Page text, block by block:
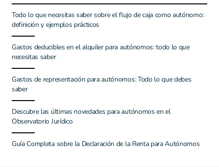
Todo lo que necesitas saber sobre el flujo de caja como autónomo:
definición y ejemplos prácticos
Gastos deducibles en el alquiler para autónomos: todo lo que
necesitas saber
Gastos de representación para autónomos: Todo lo que debes
saber
Descubre las últimas novedades para autónomos en el
Observatorio Jurídico
Guía Completa sobre la Declaración de la Renta para Autónomos